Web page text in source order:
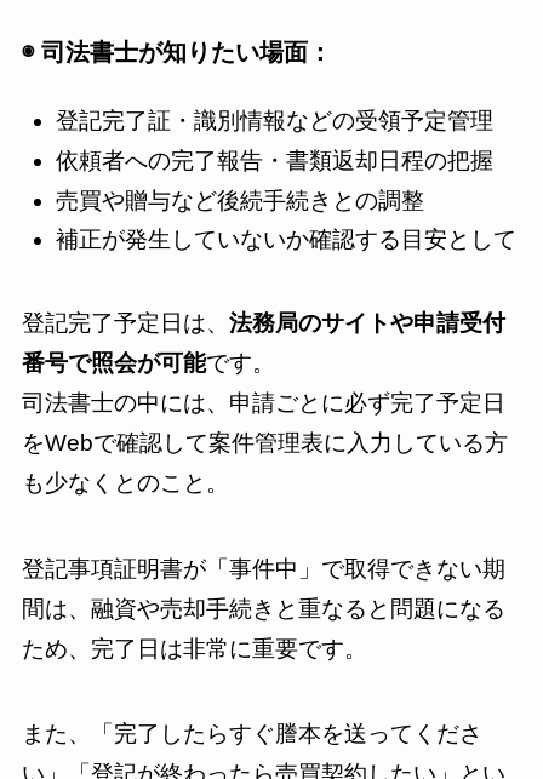
◉ 司法書士が知りたい場面：
登記完了証・識別情報などの受領予定管理
依頼者への完了報告・書類返却日程の把握
売買や贈与など後続手続きとの調整
補正が発生していないか確認する目安として
登記完了予定日は、 法務局のサイトや申請受付
番号で照会が可能です。
司法書士の中には、申請ごとに必ず完了予定日
をWebで確認して案件管理表に入力している方
も少なくとのこと。
登記事項証明書が「事件中」で取得できない期
間は、融資や売却手続きと重なると問題になる
ため、完了日は非常に重要です。
また、「完了したらすぐ謄本を送ってくださ
い」「登記が終わったら売買契約したい」とい